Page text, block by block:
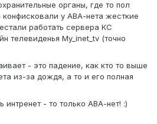
органы, где то пол
конфисковали у АВА-нета жесткие
работать сервера КС
телевиденья My_inet_tv (точно
- это падение, как кто то выше
из-за дождя, а то и его полная
- то только АВА-нет! :)